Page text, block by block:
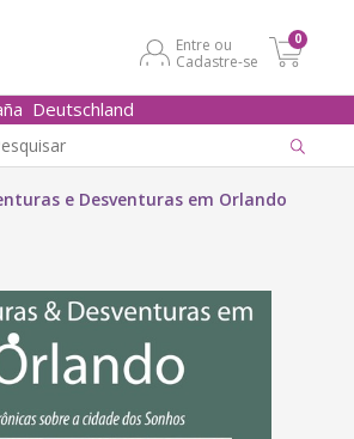
Entre ou
Cadastre-se
0
Deutschland
e Desventuras em Orlando